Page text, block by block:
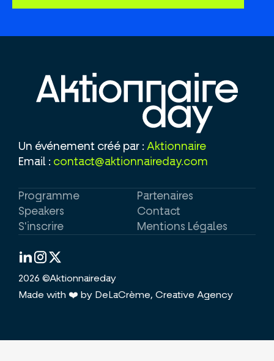
Un événement créé par : Aktionnaire
Email : contact@aktionnaireday.com
Programme
Speakers
S'inscrire
Partenaires
Contact
Mentions Légales
2026 ©Aktionnaireday
Made with ❤️ by DeLaCrème, Creative Agency